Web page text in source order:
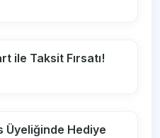
ile Taksit Fırsatı!
Üyeliğinde Hediye